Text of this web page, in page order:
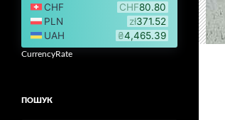
CurrencyRate
ПОШУК